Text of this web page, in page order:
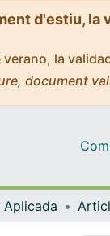
d'estiu, la
la
document
Aplicada